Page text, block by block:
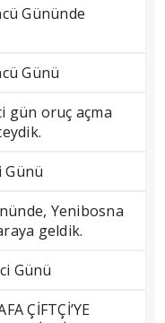
Gününde
Günü
gün oruç açma
Günü
Yenibosna
geldik.
Günü
ÇİFTÇİ’YE